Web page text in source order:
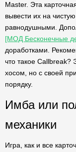
Master. Эта
вывести их на
равнодушными.
[МОД Бесконечные
доработками.
что такое Callbreak?
хосом, но с своей
порядку.
Имба или
механики
Игра, как и все